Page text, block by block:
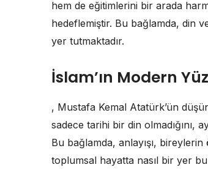
hem de eğitimlerini bir arada
hedeflemiştir. Bu bağlamda, din
yer tutmaktadır.
İslam’ın Modern
, Mustafa Kemal Atatürk’ün
sadece tarihi bir din olmadığını,
Bu bağlamda, anlayışı,
toplumsal hayatta nasıl bir yer